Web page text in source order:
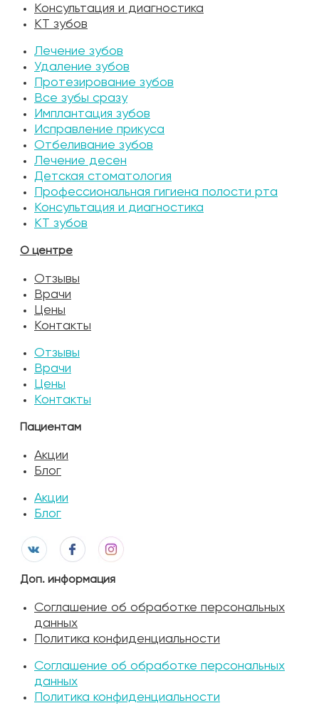
Консультация и диагностика
КТ зубов
Лечение зубов
Удаление зубов
Протезирование зубов
Все зубы сразу
Имплантация зубов
Исправление прикуса
Отбеливание зубов
Лечение десен
Детская стоматология
Профессиональная гигиена полости рта
Консультация и диагностика
КТ зубов
О центре
Отзывы
Врачи
Цены
Контакты
Отзывы
Врачи
Цены
Контакты
Пациентам
Акции
Блог
Акции
Блог
Доп. информация
Соглашение об обработке персональных
данных
Политика конфиденциальности
Соглашение об обработке персональных
данных
Политика конфиденциальности